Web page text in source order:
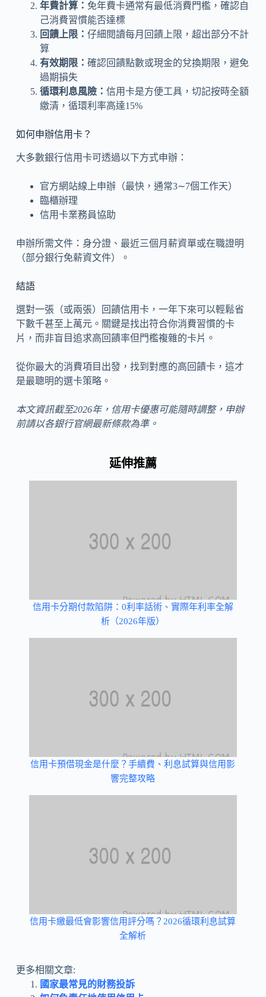
年費計算： 免年費卡通常有最低消費門檻，確認自
己消費習慣能否達標
回饋上限： 仔細閱讀每月回饋上限，超出部分不計
算
有效期限： 確認回饋點數或現金的兌換期限，避免
過期損失
循環利息風險： 信用卡是方便工具，切記按時全額
繳清，循環利率高達15%
如何申辦信用卡？
大多數銀行信用卡可透過以下方式申辦：
官方網站線上申辦（最快，通常3∼7個工作天）
臨櫃辦理
信用卡業務員協助
申辦所需文件：身分證、最近三個月薪資單或在職證明
（部分銀行免薪資文件）。
結語
選對一張（或兩張）回饋信用卡，一年下來可以輕鬆省
下數千甚至上萬元。關鍵是找出符合你消費習慣的卡
片，而非盲目追求高回饋率但門檻複雜的卡片。
從你最大的消費項目出發，找到對應的高回饋卡，這才
是最聰明的選卡策略。
本文資訊截至2026年，信用卡優惠可能隨時調整，申辦
前請以各銀行官網最新條款為準。
延伸推薦
信用卡分期付款陷阱：0利率話術、實際年利率全解
析（2026年版）
信用卡預借現金是什麼？手續費、利息試算與信用影
響完整攻略
信用卡繳最低會影響信用評分嗎？2026循環利息試算
全解析
更多相關文章:
國家最常見的財務投訴